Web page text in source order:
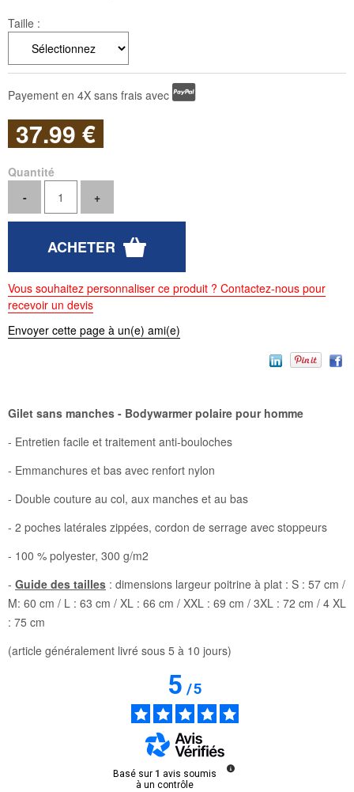
Taille :
Payement en 4X sans frais avec
37.99 €
Quantité
Vous souhaitez personnaliser ce produit ? Contactez-nous pour
recevoir un devis
Envoyer cette page à un(e) ami(e)
Gilet sans manches - Bodywarmer polaire pour homme
- Entretien facile et traitement anti-bouloches
- Emmanchures et bas avec renfort nylon
- Double couture au col, aux manches et au bas
- 2 poches latérales zippées, cordon de serrage avec stoppeurs
- 100 % polyester, 300 g/m2
- Guide des tailles : dimensions largeur poitrine à plat : S : 57 cm /
M: 60 cm / L : 63 cm / XL : 66 cm / XXL : 69 cm / 3XL : 72 cm / 4 XL
: 75 cm
(article généralement livré sous 5 à 10 jours)
5/5
Basé sur 1 avis soumis
à un contrôle